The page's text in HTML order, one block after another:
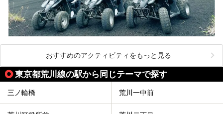
おすすめのアクティビティをもっと見る
東京都荒川線の駅から同じテーマで探す
三ノ輪橋 荒川一中前